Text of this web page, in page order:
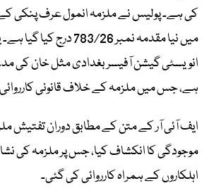
کی ہے۔ پولیس نے ملزمہ انمول عرف پنکی
میں نیا مقدمہ نمبر 783/26
انویسٹی گیشن آفیسر بغدادی مثل خان کی
ہے، جس میں ملزمہ کے خلاف قانونی کارروائی
ایف آئی آر کے متن کے مطابق دوران تفتیش
موجودگی کا انکشاف کیا، جس پر ملزمہ کی
اہلکاروں کے ہمراہ کارروائی کی گئی۔